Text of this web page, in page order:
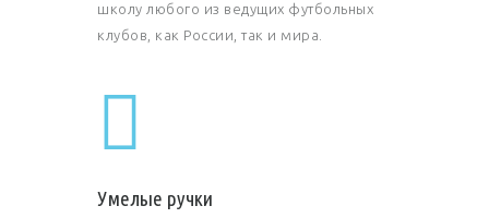
школу любого из ведущих футбольных
клубов, как России, так и мира.
Умелые ручки